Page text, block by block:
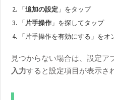
「追加の設定 」をタップ
「 片手操作 」を探してタップ
「片手操作を有効にする」をオ
見つからない場合は、設定ア
入力すると設定項目が表示さ